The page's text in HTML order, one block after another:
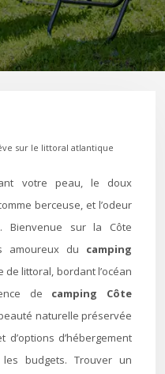
sur le littoral atlantique
berceuse, et l’odeur
Bienvenue sur la Côte
amoureux du camping
littoral, bordant l’océan
de camping Côte
naturelle préservée
d’options d’hébergement
budgets. Trouver un